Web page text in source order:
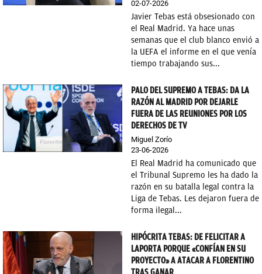
02-07-2026
Javier Tebas está obsesionado con
el Real Madrid. Ya hace unas
semanas que el club blanco envió a
la UEFA el informe en el que venía
tiempo trabajando sus...
PALO DEL SUPREMO A TEBAS: DA LA
RAZÓN AL MADRID POR DEJARLE
FUERA DE LAS REUNIONES POR LOS
DERECHOS DE TV
Miguel Zorío
23-06-2026
El Real Madrid ha comunicado que
el Tribunal Supremo les ha dado la
razón en su batalla legal contra la
Liga de Tebas. Les dejaron fuera de
forma ilegal...
HIPÓCRITA TEBAS: DE FELICITAR A
LAPORTA PORQUE «CONFÍAN EN SU
PROYECTO» A ATACAR A FLORENTINO